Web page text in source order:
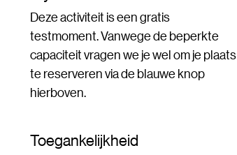
Deze activiteit is een gratis
testmoment. Vanwege de beperkte
capaciteit vragen we je wel om je plaats
te reserveren via de blauwe knop
hierboven.
Toegankelijkheid